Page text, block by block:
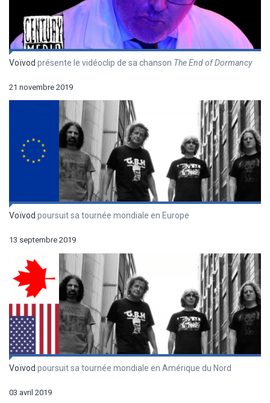
Voïvod présente le vidéoclip de sa chanson The End of Dormancy
21 novembre 2019
Voïvod poursuit sa tournée mondiale en Europe
13 septembre 2019
Voïvod poursuit sa tournée mondiale en Amérique du Nord
03 avril 2019